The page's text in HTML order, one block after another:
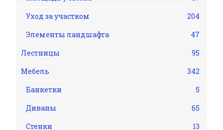
Уход за участком
204
Элементы ландшафта
47
Лестницы
95
Мебель
342
Банкетки
5
Диваны
65
Стенки
13